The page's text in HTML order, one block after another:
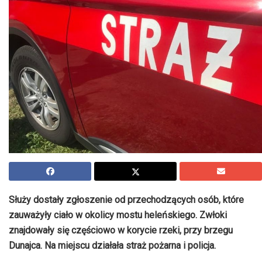
Służy dostały zgłoszenie od przechodzących osób, które
zauważyły ciało w okolicy mostu heleńskiego. Zwłoki
znajdowały się częściowo w korycie rzeki, przy brzegu
Dunajca. Na miejscu działała straż pożarna i policja.